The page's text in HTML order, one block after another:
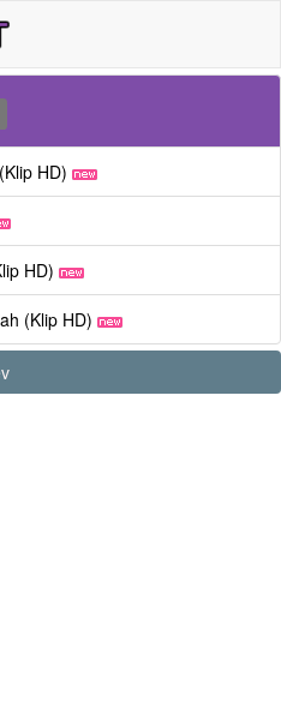
HD)
HD)
(Klip HD)